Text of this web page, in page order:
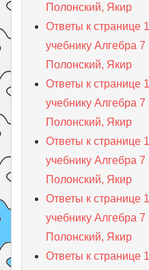
Полонский, Якир
Ответы к странице
учебнику Алгебра 7
Полонский, Якир
Ответы к странице
учебнику Алгебра 7
Полонский, Якир
Ответы к странице
учебнику Алгебра 7
Полонский, Якир
Ответы к странице
учебнику Алгебра 7
Полонский, Якир
Ответы к странице